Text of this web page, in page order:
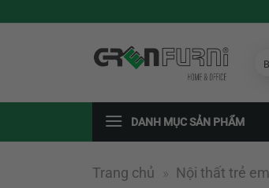
DANH MỤC SẢN PHẨM
Trang chủ » Nội thất trẻ em